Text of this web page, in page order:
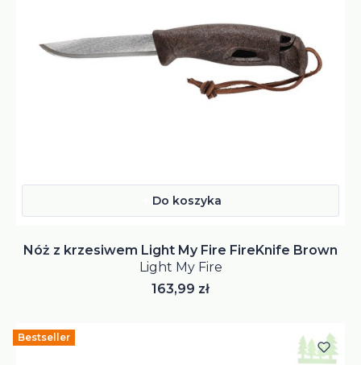
Do koszyka
Nóż z krzesiwem Light My Fire FireKnife Brown
Light My Fire
Cena
163,99 zł
Bestseller